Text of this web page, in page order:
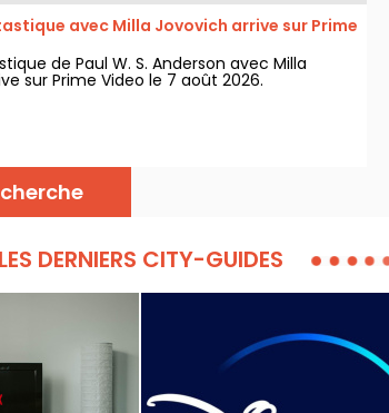
avec Milla Jovovich arrive sur Prime
de Paul W. S. Anderson avec Milla
sur Prime Video le 7 août 2026.
LES DERNIERS CITY-GUIDES